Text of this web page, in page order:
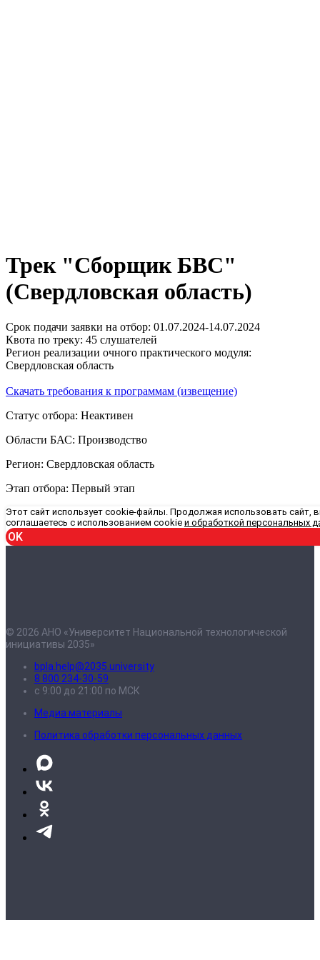
Трек "Сборщик БВС"
(Свердловская область)
Срок подачи заявки на отбор: 01.07.2024-14.07.2024
Квота по треку: 45 слушателей
Регион реализации очного практического модуля:
Свердловская область
Скачать требования к программам (извещение)
Статус отбора: Неактивен
Области БАС: Производство
Регион: Свердловская область
Этап отбора: Первый этап
Этот сайт использует cookie-файлы. Продолжая использовать сайт,
соглашаетесь с использованием cookie и обработкой персональных
OK
© 2026 АНО «Университет Национальной технологической
инициативы 2035»
bpla.help@2035.university
8 800 234-30-59
с 9:00 до 21:00 по МСК
Медиа материалы
Политика обработки персональных данных